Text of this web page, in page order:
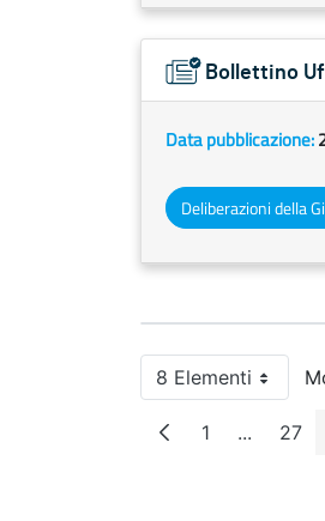
Bollettino
Data pubblicazione:
Deliberazioni della
8 ElementiPer pagina
Pagina
1 ...Pagine
27